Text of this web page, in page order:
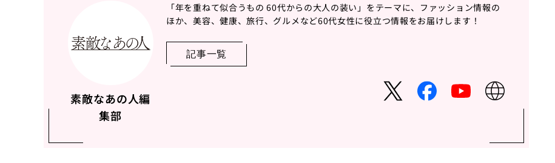
素敵なあの人編
集部
「年を重ねて似合うもの 60代からの大人の装い」をテーマに、ファッション情報の
ほか、美容、健康、旅行、グルメなど60代女性に役立つ情報をお届けします！
記事一覧